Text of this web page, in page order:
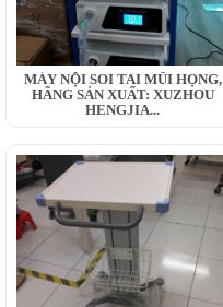
MÁY NỘI SOI TAI MŨI HỌNG,
HÃNG SẢN XUẤT: XUZHOU
HENGJIA...